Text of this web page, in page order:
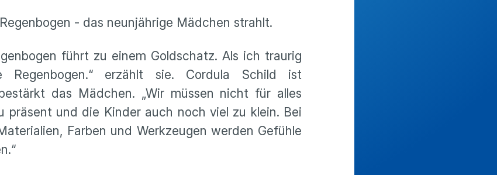
- das neunjährige Mädchen strahlt.
führt zu einem Goldschatz. Als ich traurig
erzählt sie. Cordula Schild ist
das Mädchen. „Wir müssen nicht für alles
präsent und die Kinder auch noch viel zu klein. Bei
Farben und Werkzeugen werden Gefühle